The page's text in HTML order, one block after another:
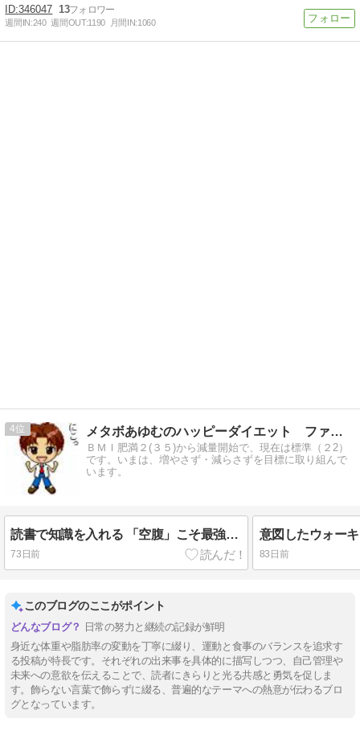
346047 13
週間IN:240 週間OUT:1190 月間IN:1060
4 メタボあゆむのハッピーダイエット ファイナル
ＢＭＩ肥満２(３５)から減量開始で、現在は標準（２2）
です。いまは、増やさず・減らさずを目標に取り組んで
います。
読書で知識を入れる 「空腹」こそ最強のクスリ
73日前
意図したウォー
83日前
このブログのここがポイント
日常の努力と継続の記録が鮮明
身近な体重や脂肪率の変動を丁寧に綴り、運動と食事のバランスを追求す
る投稿が特長です。それぞれの出来事を具体的に描写しつつ、自己管理や
未来への意欲を伝えることで、読者にきらりと光る共感と勇気を促しま
す。飾らない言葉で飾らずに綴る、普遍的なテーマへの熱意が伝わるブロ
グとなっています。